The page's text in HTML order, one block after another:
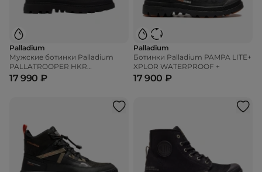
Palladium
Мужские ботинки Palladium
PALLATROOPER HKR
WATERPROOF+
17 990 ₽
Palladium
Ботинки Palladium PAMPA LITE+
XPLOR WATERPROOF +
17 900 ₽